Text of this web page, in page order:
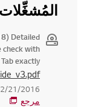
Detailed
check with
exactly
21/2016
مرجع